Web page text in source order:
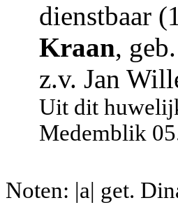
dienstbaar
Kraan,
z.v. Jan
Uit dit
Medemblik
Noten: |a| get.